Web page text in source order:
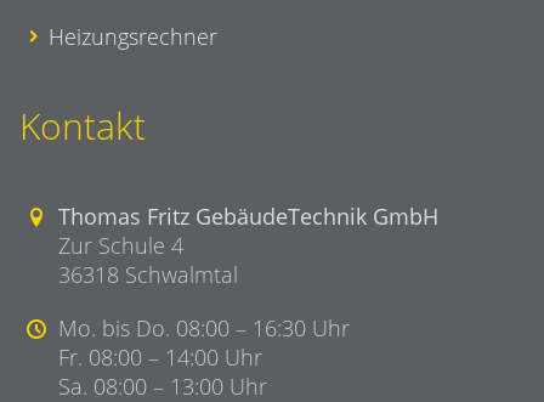
Heizungsrechner
Kontakt
Thomas Fritz GebäudeTechnik GmbH
Zur Schule 4
36318 Schwalmtal
Mo. bis Do. 08:00 – 16:30 Uhr
Fr. 08:00 – 14:00 Uhr
Sa. 08:00 – 13:00 Uhr